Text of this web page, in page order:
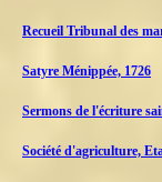
Recueil Tribunal des
Satyre Ménippée, 1726
Sermons de l'écriture
Société d'agriculture,